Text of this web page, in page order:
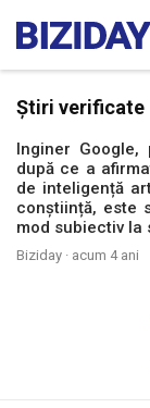
Știri verificate
Inginer
după ce a
de inteligență
conștiință, este
mod subiectiv la
Biziday · acum 4 ani